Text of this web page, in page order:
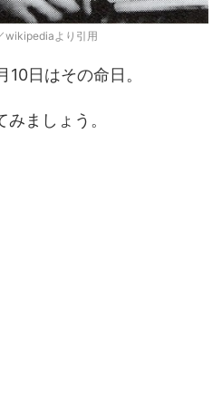
wikipediaより引用
日はその命日。
ましょう。